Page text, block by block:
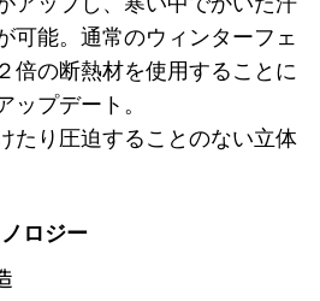
可能。通常のウィンターフェ
倍の断熱材を使用することに
ップデート。
たり圧迫することのない立体
ロジー